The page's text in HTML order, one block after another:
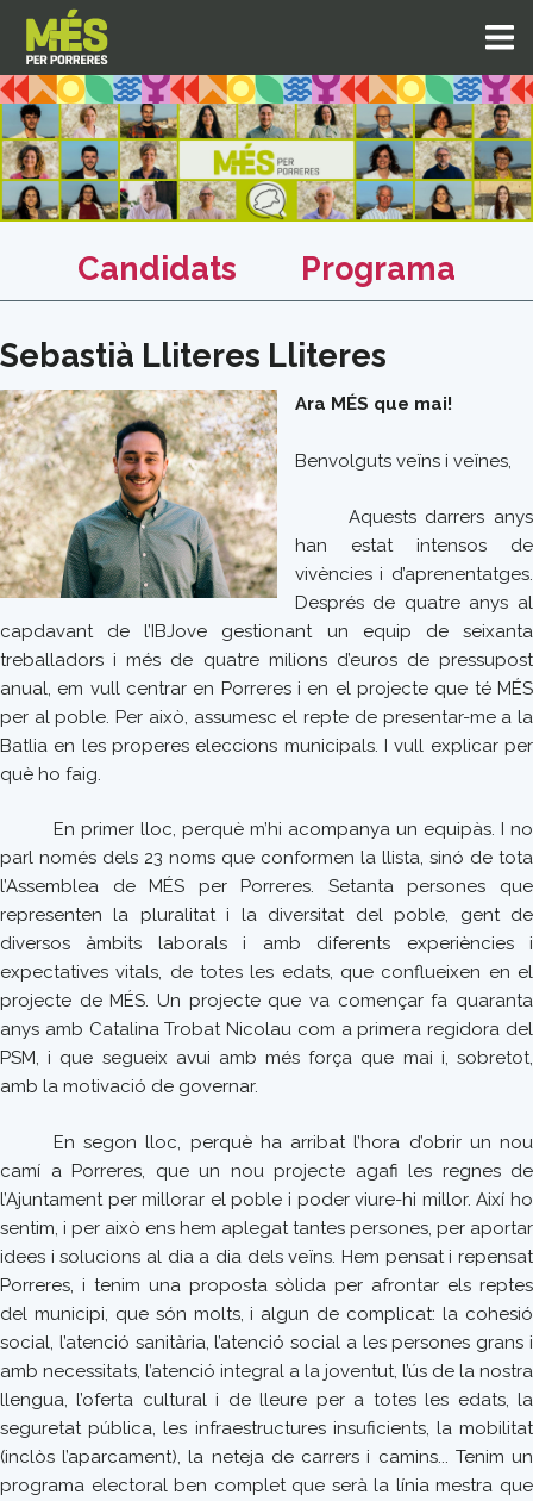
Candidats Programa
Sebastià Lliteres Lliteres
Ara MÉS que mai!
Benvolguts veïns i veïnes,
Aquests darrers anys
han estat intensos de
vivències i d’aprenentatges.
Després de quatre anys al
capdavant de l’IBJove gestionant un equip de seixanta
treballadors i més de quatre milions d’euros de pressupost
anual, em vull centrar en Porreres i en el projecte que té MÉS
per al poble. Per això, assumesc el repte de presentar-me a la
Batlia en les properes eleccions municipals. I vull explicar per
què ho faig.
En primer lloc, perquè m’hi acompanya un equipàs. I no
parl només dels 23 noms que conformen la llista, sinó de tota
l’Assemblea de MÉS per Porreres. Setanta persones que
representen la pluralitat i la diversitat del poble, gent de
diversos àmbits laborals i amb diferents experiències i
expectatives vitals, de totes les edats, que conflueixen en el
projecte de MÉS. Un projecte que va començar fa quaranta
anys amb Catalina Trobat Nicolau com a primera regidora del
PSM, i que segueix avui amb més força que mai i, sobretot,
amb la motivació de governar.
En segon lloc, perquè ha arribat l’hora d’obrir un nou
camí a Porreres, que un nou projecte agafi les regnes de
l’Ajuntament per millorar el poble i poder viure-hi millor. Així ho
sentim, i per això ens hem aplegat tantes persones, per aportar
idees i solucions al dia a dia dels veïns. Hem pensat i repensat
Porreres, i tenim una proposta sòlida per afrontar els reptes
del municipi, que són molts, i algun de complicat: la cohesió
social, l’atenció sanitària, l’atenció social a les persones grans i
amb necessitats, l’atenció integral a la joventut, l’ús de la nostra
llengua, l’oferta cultural i de lleure per a totes les edats, la
seguretat pública, les infraestructures insuficients, la mobilitat
(inclòs l’aparcament), la neteja de carrers i camins... Tenim un
programa electoral ben complet que serà la línia mestra que